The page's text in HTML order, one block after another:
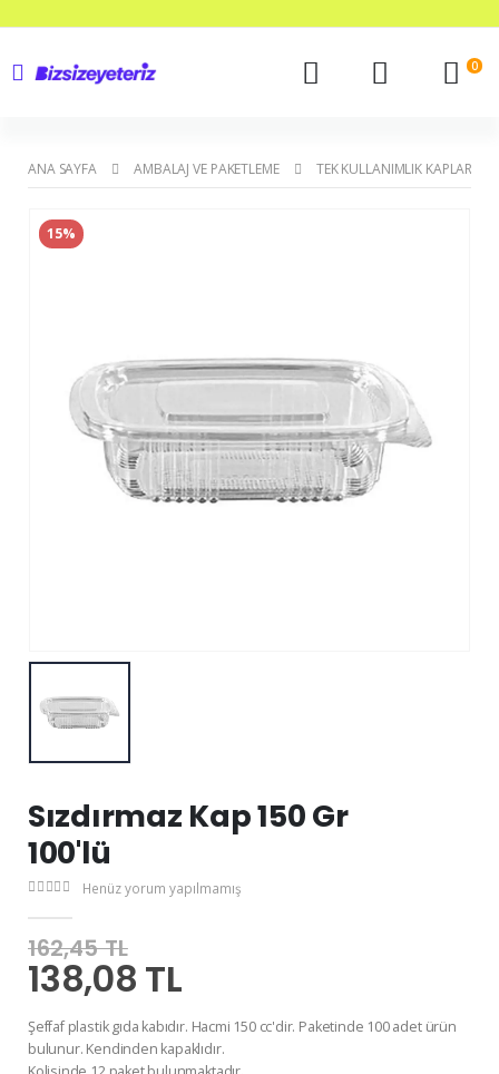
0
ANA SAYFA AMBALAJ VE PAKETLEME TEK KULLANIMLIK KAPLAR
15%
Sızdırmaz Kap 150 Gr
100'lü
Henüz yorum yapılmamış
162,45 TL
138,08 TL
Şeffaf plastik gıda kabıdır. Hacmi 150 cc'dir. Paketinde 100 adet ürün
bulunur. Kendinden kapaklıdır.